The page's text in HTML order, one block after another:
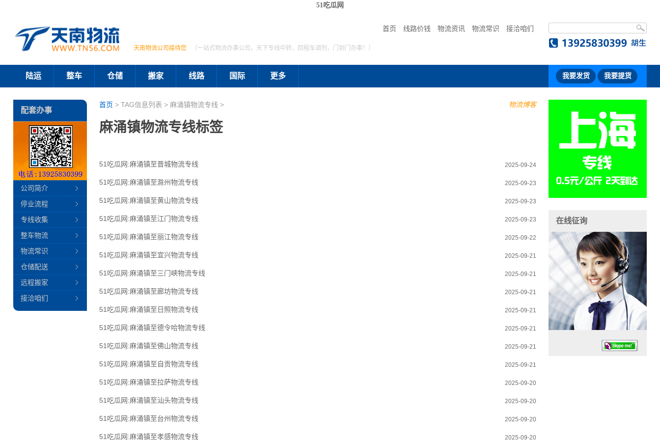
51吃瓜网
首页 线路价钱 物流资讯 物流常识 接洽咱们
天南物流公司接待您 （一站式物流办事公司，天下专线中转，回程车调剂，门到门办事！）
陆运 整车 仓储 搬家 线路 国际 更多 我要发货 我要提货
物流博客
首页 > TAG信息列表 > 麻涌镇物流专线 >
麻涌镇物流专线标签
2025-09-24
51吃瓜网:麻涌镇至晋城物流专线
2025-09-23
51吃瓜网:麻涌镇至滁州物流专线
2025-09-23
51吃瓜网:麻涌镇至黄山物流专线
2025-09-23
51吃瓜网:麻涌镇至江门物流专线
2025-09-22
51吃瓜网:麻涌镇至丽江物流专线
2025-09-21
51吃瓜网:麻涌镇至宜兴物流专线
2025-09-21
51吃瓜网:麻涌镇至三门峡物流专线
2025-09-21
51吃瓜网:麻涌镇至廊坊物流专线
2025-09-21
51吃瓜网:麻涌镇至日照物流专线
2025-09-21
51吃瓜网:麻涌镇至德令哈物流专线
2025-09-21
51吃瓜网:麻涌镇至佛山物流专线
2025-09-21
51吃瓜网:麻涌镇至自贡物流专线
2025-09-20
51吃瓜网:麻涌镇至拉萨物流专线
2025-09-20
51吃瓜网:麻涌镇至汕头物流专线
2025-09-20
51吃瓜网:麻涌镇至台州物流专线
2025-09-20
51吃瓜网:麻涌镇至孝感物流专线
配套办事
公司简介
停业流程
专线收集
整车物流
物流常识
仓储配送
远程搬家
接洽咱们
在线征询